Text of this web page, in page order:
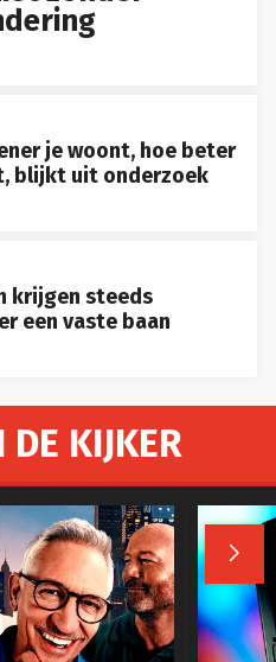
je woont, hoe beter
blijkt uit onderzoek
krijgen steeds
een vaste baan
KIJKER
